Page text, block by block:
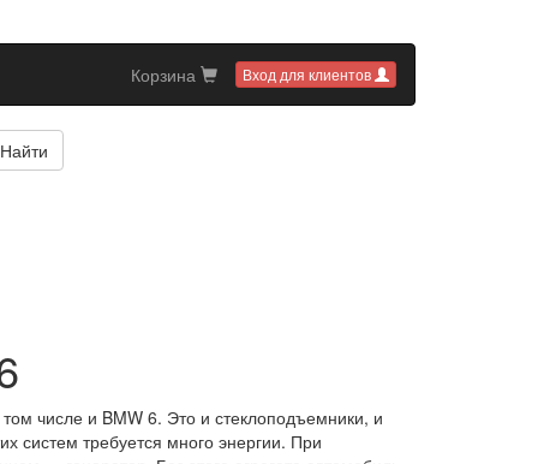
Вход для клиентов
Корзина
Найти
числе и BMW 6. Это и стеклоподъемники, и
систем требуется много энергии. При